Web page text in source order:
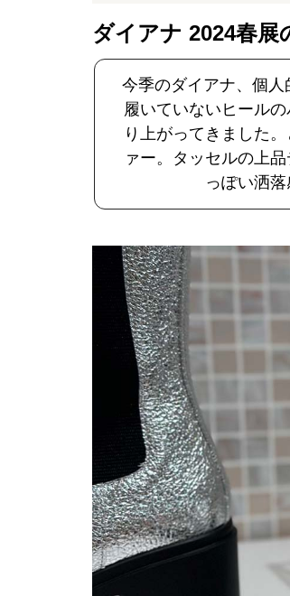
ダイアナ 2024春
今季のダイアナ、個人
履いていないヒール
り上がってきました
ァー。タッセルの上
っぽい洒